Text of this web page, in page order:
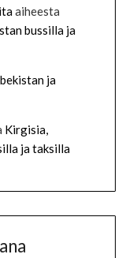
aiheesta
bussilla ja
ja
Kirgisia,
ja taksilla